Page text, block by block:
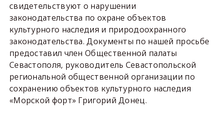
свидетельствуют о нарушении
законодательства по охране объектов
культурного наследия и природоохранного
законодательства. Документы по нашей просьбе
предоставил член Общественной палаты
Севастополя, руководитель Севастопольской
региональной общественной организации по
сохранению объектов культурного наследия
«Морской форт» Григорий Донец.